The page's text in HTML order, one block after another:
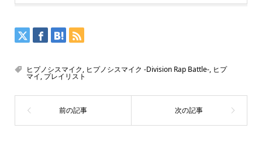
ヒプノシスマイク, ヒプノシスマイク -Division Rap Battle-, ヒプ
マイ, プレイリスト